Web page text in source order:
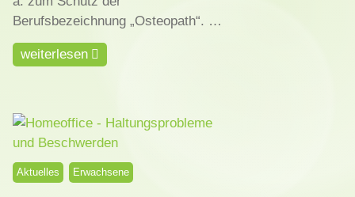
Berufsbezeichnung „Osteopath“. …
weiterlesen
Aktuelles Erwachsene